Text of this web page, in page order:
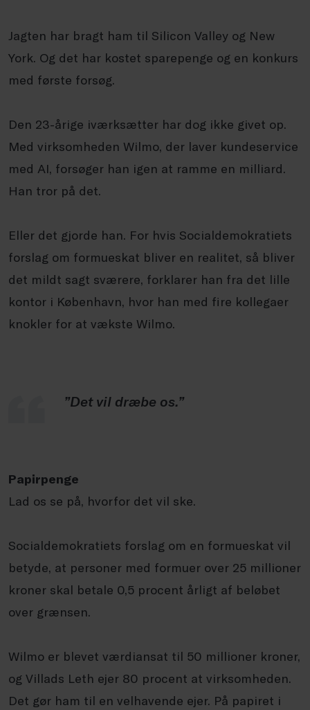
Jagten har bragt ham til Silicon Valley og New
York. Og det har kostet sparepenge og en konkurs
med første forsøg.
Den 23-årige iværksætter har dog ikke givet op.
Med virksomheden Wilmo, der laver kundeservice
med AI, forsøger han igen at ramme en milliard.
Han tror på det.
Eller det gjorde han. For hvis Socialdemokratiets
forslag om formueskat bliver en realitet, så bliver
det mildt sagt sværere, forklarer han fra det lille
kontor i København, hvor han med fire kollegaer
knokler for at vækste Wilmo.
”Det vil dræbe os.”
Papirpenge
Lad os se på, hvorfor det vil ske.
Socialdemokratiets forslag om en formueskat vil
betyde, at personer med formuer over 25 millioner
kroner skal betale 0,5 procent årligt af beløbet
over grænsen.
Wilmo er blevet værdiansat til 50 millioner kroner,
og Villads Leth ejer 80 procent at virksomheden.
Det gør ham til en velhavende ejer. På papiret i